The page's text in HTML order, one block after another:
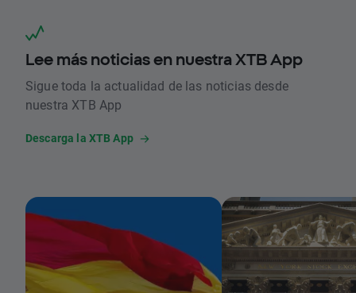
Lee más noticias en nuestra XTB App
Sigue toda la actualidad de las noticias desde
nuestra XTB App
Descarga la XTB App